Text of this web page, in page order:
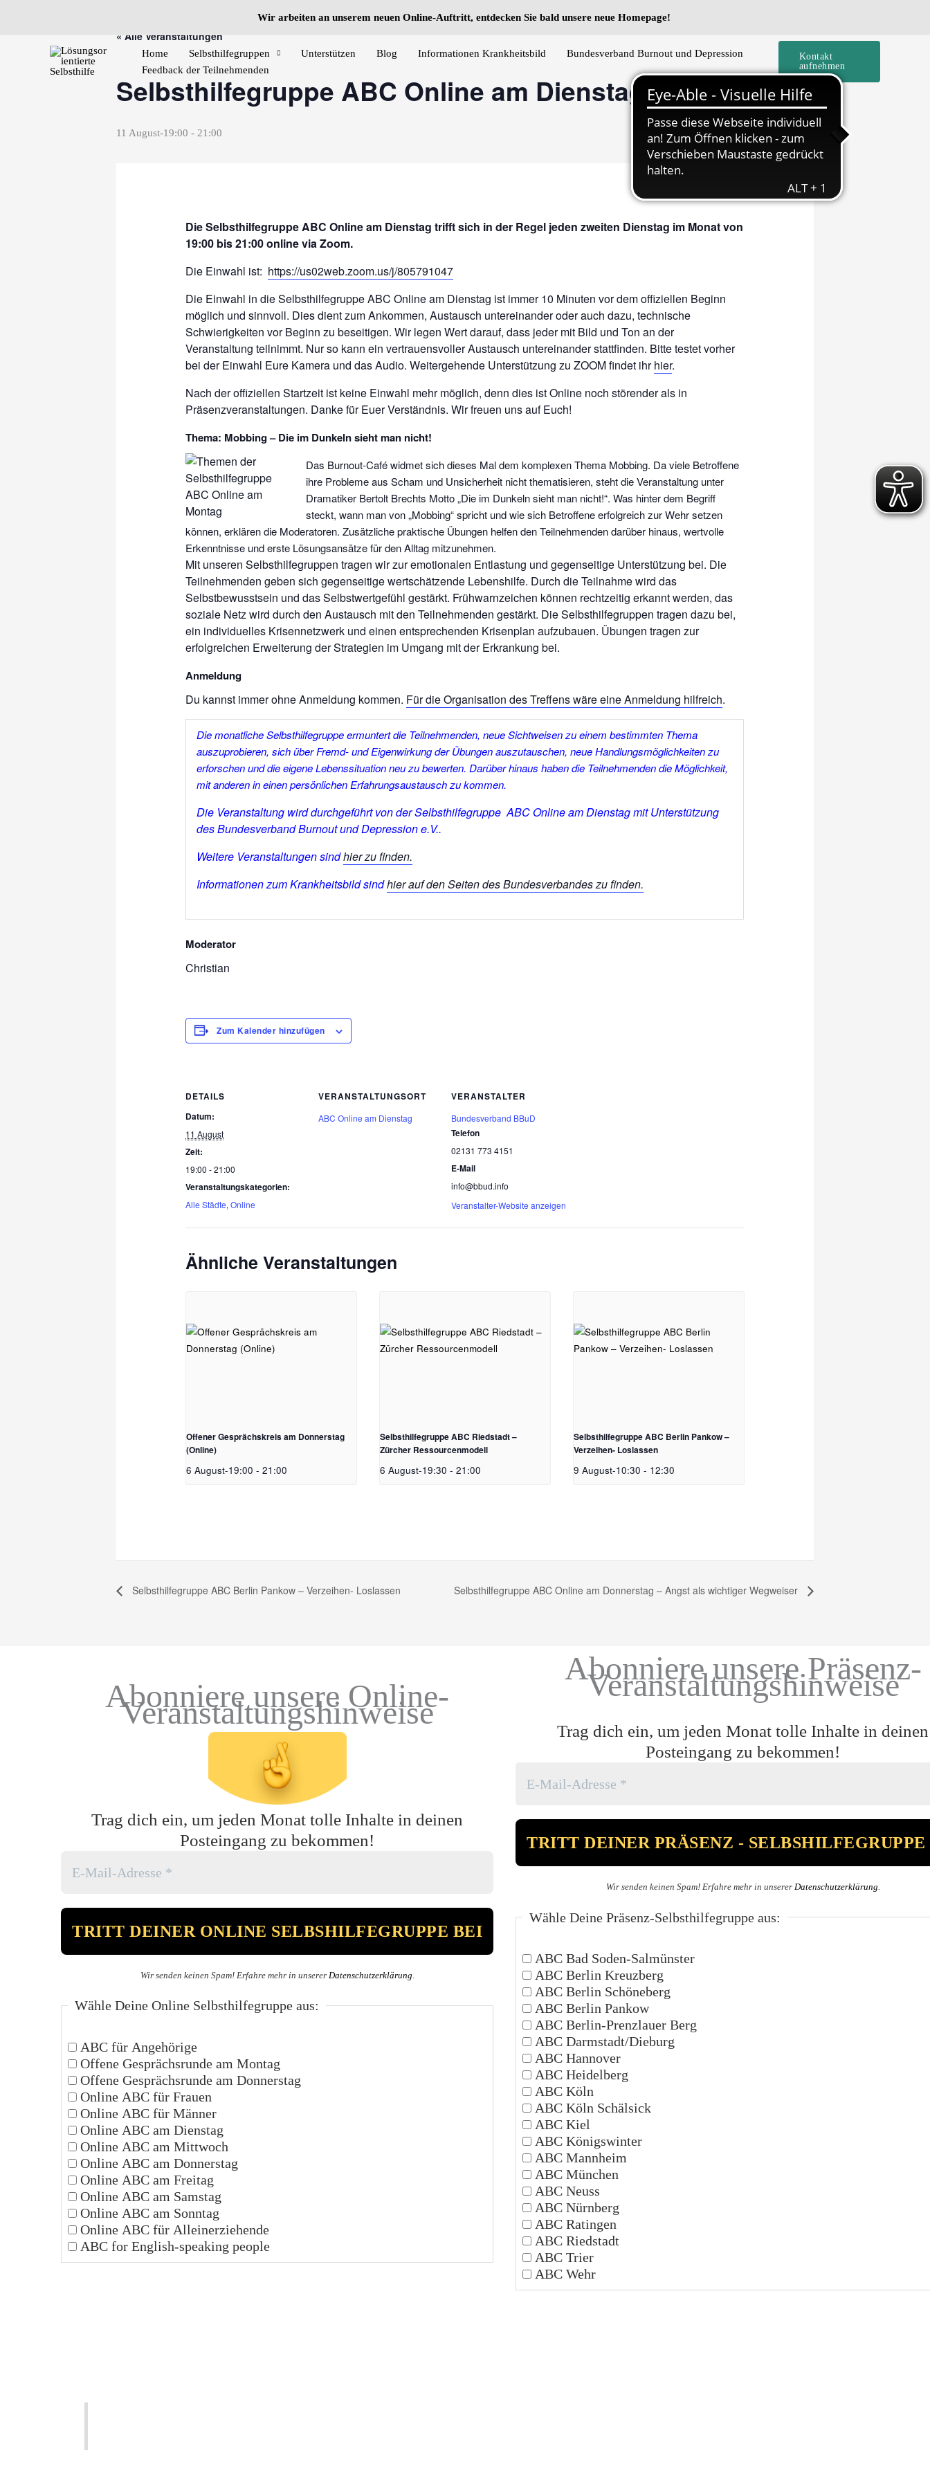
Wir arbeiten an unserem neuen Online-Auftritt, entdecken Sie bald unsere neue Homepage!
Home Selbsthilfegruppen Unterstützen Blog Informationen Krankheitsbild
Bundesverband Burnout und Depression
Feedback der Teilnehmenden
Kontakt
aufnehmen
« Alle Veranstaltungen
Selbsthilfegruppe ABC Online am Dienstag – Mobbing
11 August-19:00 - 21:00
Die Selbsthilfegruppe ABC Online am Dienstag trifft sich in der Regel jeden zweiten Dienstag im Monat von
19:00 bis 21:00 online via Zoom.
Die Einwahl ist: https://us02web.zoom.us/j/805791047
Die Einwahl in die Selbsthilfegruppe ABC Online am Dienstag ist immer 10 Minuten vor dem offiziellen Beginn
möglich und sinnvoll. Dies dient zum Ankommen, Austausch untereinander oder auch dazu, technische
Schwierigkeiten vor Beginn zu beseitigen. Wir legen Wert darauf, dass jeder mit Bild und Ton an der
Veranstaltung teilnimmt. Nur so kann ein vertrauensvoller Austausch untereinander stattfinden. Bitte testet vorher
bei der Einwahl Eure Kamera und das Audio. Weitergehende Unterstützung zu ZOOM findet ihrhier.
Nach der offiziellen Startzeit ist keine Einwahl mehr möglich, denn dies ist Online noch störender als in
Präsenzveranstaltungen. Danke für Euer Verständnis. Wir freuen uns auf Euch!
Thema: Mobbing – Die im Dunkeln sieht man nicht!
Das Burnout-Café widmet sich dieses Mal dem komplexen Thema Mobbing. Da viele Betroffene
ihre Probleme aus Scham und Unsicherheit nicht thematisieren, steht die Veranstaltung unter
Dramatiker Bertolt Brechts Motto „Die im Dunkeln sieht man nicht!“. Was hinter dem Begriff
steckt, wann man von „Mobbing“ spricht und wie sich Betroffene erfolgreich zur Wehr setzen
können, erklären die Moderatoren. Zusätzliche praktische Übungen helfen den Teilnehmenden darüber hinaus, wertvolle
Erkenntnisse und erste Lösungsansätze für den Alltag mitzunehmen.
Mit unseren Selbsthilfegruppen tragen wir zur emotionalen Entlastung und gegenseitige Unterstützung bei. Die
Teilnehmenden geben sich gegenseitige wertschätzende Lebenshilfe. Durch die Teilnahme wird das
Selbstbewusstsein und das Selbstwertgefühl gestärkt. Frühwarnzeichen können rechtzeitig erkannt werden, das
soziale Netz wird durch den Austausch mit den Teilnehmenden gestärkt. Die Selbsthilfegruppen tragen dazu bei,
ein individuelles Krisennetzwerk und einen entsprechenden Krisenplan aufzubauen. Übungen tragen zur
erfolgreichen Erweiterung der Strategien im Umgang mit der Erkrankung bei.
Anmeldung
Du kannst immer ohne Anmeldung kommen. Für die Organisation des Treffens wäre eine Anmeldung hilfreich.
Die monatlicheSelbsthilfegruppe ermuntert die Teilnehmenden, neue Sichtweisen zu einem bestimmten Thema
auszuprobieren, sich über Fremd- und Eigenwirkung der Übungen auszutauschen, neue Handlungsmöglichkeiten zu
erforschen und die eigene Lebenssituation neu zu bewerten. Darüber hinaus haben die Teilnehmenden die Möglichkeit,
mit anderen in einen persönlichen Erfahrungsaustausch zu kommen.
Die Veranstaltung wird durchgeführt von der Selbsthilfegruppe ABC Online amDienstagmit Unterstützung
des Bundesverband Burnout und Depression e.V..
Weitere Veranstaltungen sindhier zu finden.
Informationen zum Krankheitsbild sindhier auf den Seiten des Bundesverbandes zu finden.
Moderator
Christian
Zum Kalender hinzufügen
DETAILS
Datum:
11 August
Zeit:
19:00 - 21:00
Veranstaltungskategorien:
Alle Städte,Online
VERANSTALTUNGSORT
ABC Online am Dienstag
VERANSTALTER
Bundesverband BBuD
Telefon
02131 773 4151
E-Mail
info@bbud.info
Veranstalter-Website anzeigen
Ähnliche Veranstaltungen
Offener Gesprächskreis am Donnerstag
(Online)
6 August-19:00 - 21:00
Selbsthilfegruppe ABC Riedstadt –
Zürcher Ressourcenmodell
6 August-19:30 - 21:00
Selbsthilfegruppe ABC Berlin Pankow –
Verzeihen- Loslassen
9 August-10:30 - 12:30
Selbsthilfegruppe ABC Berlin Pankow – Verzeihen- Loslassen Selbsthilfegruppe ABC Online am Donnerstag – Angst als wichtiger Wegweiser
Abonniere unsere Online-
Veranstaltungshinweise
Trag dich ein, um jeden Monat tolle Inhalte in deinen
Posteingang zu bekommen!
Wir senden keinen Spam! Erfahre mehr in unserer Datenschutzerklärung
Wähle Deine Online Selbsthilfegruppe aus:
ABC für Angehörige
Offene Gesprächsrunde am Montag
Offene Gesprächsrunde am Donnerstag
Online ABC für Frauen
Online ABC für Männer
Online ABC am Dienstag
Online ABC am Mittwoch
Online ABC am Donnerstag
Online ABC am Freitag
Online ABC am Samstag
Online ABC am Sonntag
Online ABC für Alleinerziehende
ABC for English-speaking people
Abonniere unsere Präsenz-
Veranstaltungshinweise
Trag dich ein, um jeden Monat tolle Inhalte in deinen
Posteingang zu bekommen!
Wir senden keinen Spam! Erfahre mehr in unserer Datenschutzerklärung
Wähle Deine Präsenz-Selbsthilfegruppe aus:
ABC Bad Soden-Salmünster
ABC Berlin Kreuzberg
ABC Berlin Schöneberg
ABC Berlin Pankow
ABC Berlin-Prenzlauer Berg
ABC Darmstadt/Dieburg
ABC Hannover
ABC Heidelberg
ABC Köln
ABC Köln Schälsick
ABC Kiel
ABC Königswinter
ABC Mannheim
ABC München
ABC Neuss
ABC Nürnberg
ABC Ratingen
ABC Riedstadt
ABC Trier
ABC Wehr